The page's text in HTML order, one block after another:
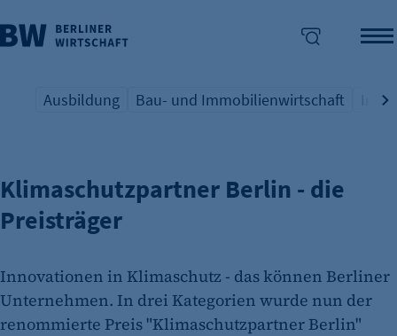
überspringen
Übersicht Schlagwort
Ausbildung
Übersicht Schlagwort
Bau- und Immobilienwirtschaft
AUSGEZEICHNETE PROJEKTE
Klimaschutzpartner Berlin - die
Preisträger
Innovationen in Klimaschutz - das können Berliner
Unternehmen. In drei Kategorien wurde nun der
renommierte Preis "Klimaschutzpartner Berlin"